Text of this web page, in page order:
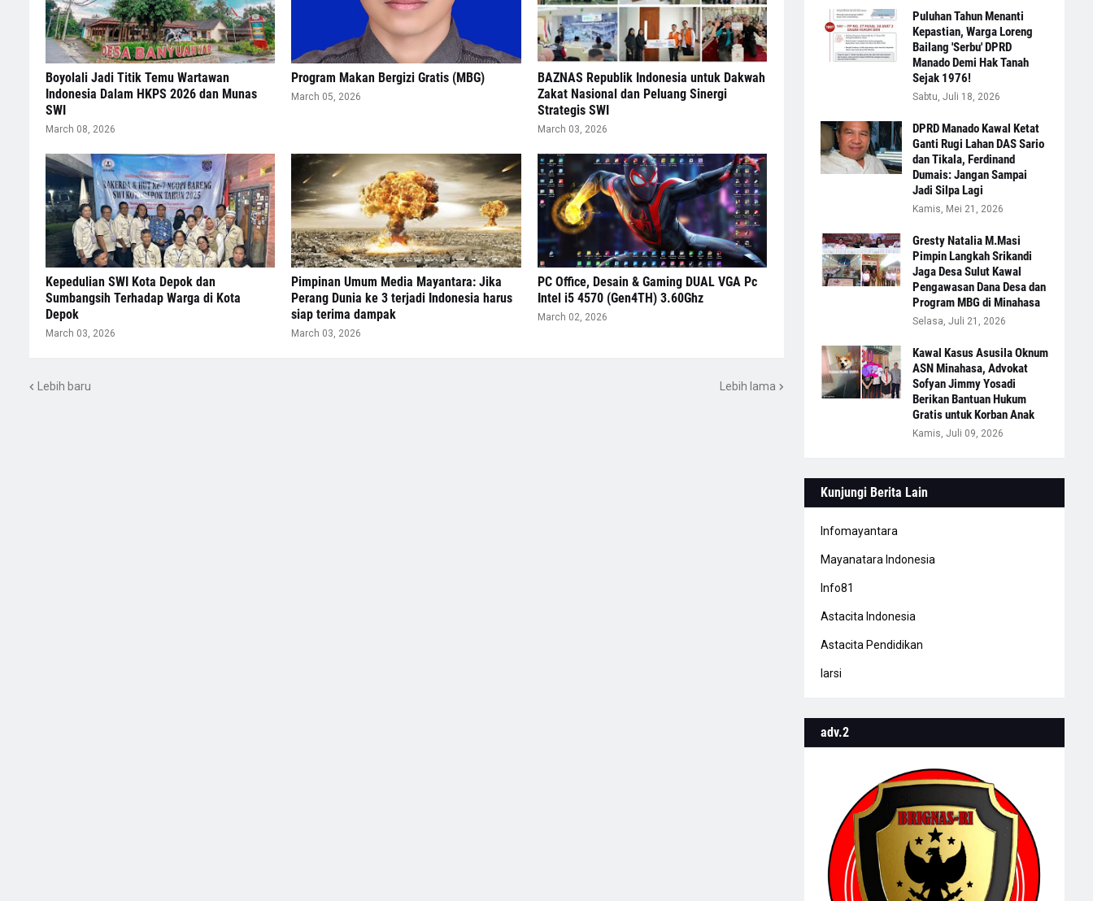
Boyolali Jadi Titik Temu Wartawan
Indonesia Dalam HKPS 2026 dan Munas
SWI
March 08, 2026
Program Makan Bergizi Gratis (MBG)
March 05, 2026
BAZNAS Republik Indonesia untuk Dakwah
Zakat Nasional dan Peluang Sinergi
Strategis SWI
March 03, 2026
Kepedulian SWI Kota Depok dan
Sumbangsih Terhadap Warga di Kota
Depok
March 03, 2026
Pimpinan Umum Media Mayantara: Jika
Perang Dunia ke 3 terjadi Indonesia harus
siap terima dampak
March 03, 2026
PC Office, Desain & Gaming DUAL VGA Pc
Intel i5 4570 (Gen4TH) 3.60Ghz
March 02, 2026
Lebih baru Lebih lama
Puluhan Tahun Menanti
Kepastian, Warga Loreng
Bailang 'Serbu' DPRD
Manado Demi Hak Tanah
Sejak 1976!
Sabtu, Juli 18, 2026
DPRD Manado Kawal Ketat
Ganti Rugi Lahan DAS Sario
dan Tikala, Ferdinand
Dumais: Jangan Sampai
Jadi Silpa Lagi
Kamis, Mei 21, 2026
Gresty Natalia M.Masi
Pimpin Langkah Srikandi
Jaga Desa Sulut Kawal
Pengawasan Dana Desa dan
Program MBG di Minahasa
Selasa, Juli 21, 2026
Kawal Kasus Asusila Oknum
ASN Minahasa, Advokat
Sofyan Jimmy Yosadi
Berikan Bantuan Hukum
Gratis untuk Korban Anak
Kamis, Juli 09, 2026
Kunjungi Berita Lain
Infomayantara
Mayanatara Indonesia
Info81
Astacita Indonesia
Astacita Pendidikan
Iarsi
adv.2